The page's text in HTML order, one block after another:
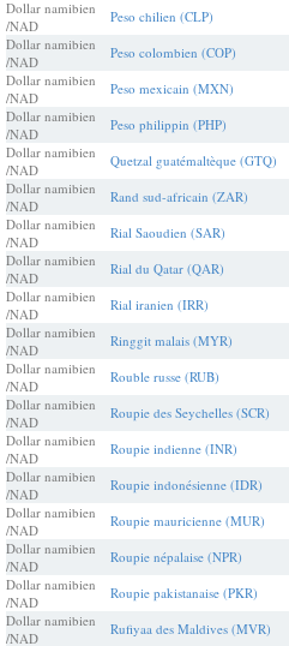
Dollar namibien
/NAD
Peso chilien (CLP)
Dollar namibien
/NAD
Peso colombien (COP)
Dollar namibien
/NAD
Peso mexicain (MXN)
Dollar namibien
/NAD
Peso philippin (PHP)
Dollar namibien
/NAD
Quetzal guatémaltèque (GTQ)
Dollar namibien
/NAD
Rand sud-africain (ZAR)
Dollar namibien
/NAD
Rial Saoudien (SAR)
Dollar namibien
/NAD
Rial du Qatar (QAR)
Dollar namibien
/NAD
Rial iranien (IRR)
Dollar namibien
/NAD
Ringgit malais (MYR)
Dollar namibien
/NAD
Rouble russe (RUB)
Dollar namibien
/NAD
Roupie des Seychelles (SCR)
Dollar namibien
/NAD
Roupie indienne (INR)
Dollar namibien
/NAD
Roupie indonésienne (IDR)
Dollar namibien
/NAD
Roupie mauricienne (MUR)
Dollar namibien
/NAD
Roupie népalaise (NPR)
Dollar namibien
/NAD
Roupie pakistanaise (PKR)
Dollar namibien
/NAD
Rufiyaa des Maldives (MVR)